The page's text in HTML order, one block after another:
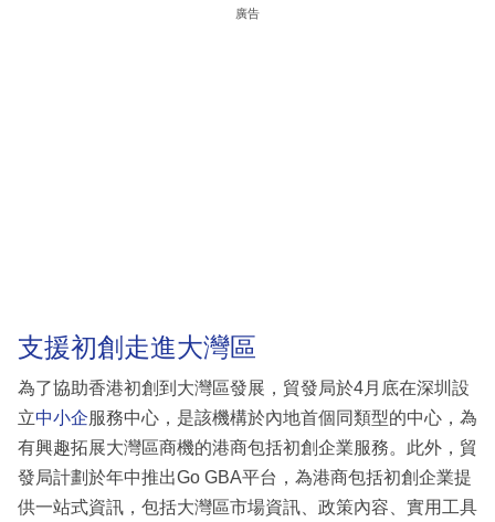
廣告
支援初創走進大灣區
為了協助香港初創到大灣區發展，貿發局於4月底在深圳設
立中小企服務中心，是該機構於內地首個同類型的中心，為
有興趣拓展大灣區商機的港商包括初創企業服務。此外，貿
發局計劃於年中推出Go GBA平台，為港商包括初創企業提
供一站式資訊，包括大灣區市場資訊、政策內容、實用工具